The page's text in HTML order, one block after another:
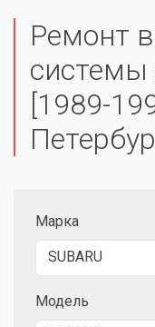
Ремонт
системы
[1989-
Марка
SUBARU
Модель